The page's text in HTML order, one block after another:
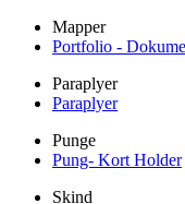
Mapper
Portfolio -
Paraplyer
Paraplyer
Punge
Pung- Kort Holder
Skind